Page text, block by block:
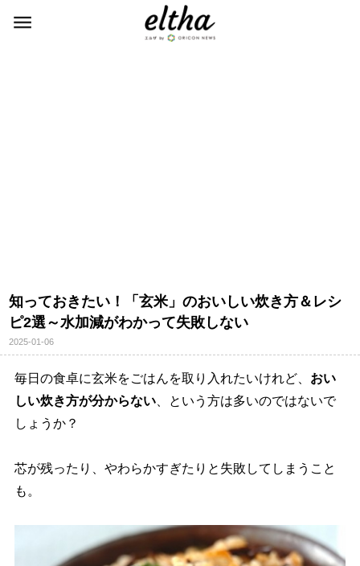
知っておきたい！「玄米」のおいしい炊き方＆レシ
ピ2選～水加減がわかって失敗しない
2025-01-06
毎日の食卓に玄米をごはんを取り入れたいけれど、 おい
しい炊き方が分からない、という方は多いのではないで
しょうか？
芯が残ったり、やわらかすぎたりと失敗してしまうこと
も。